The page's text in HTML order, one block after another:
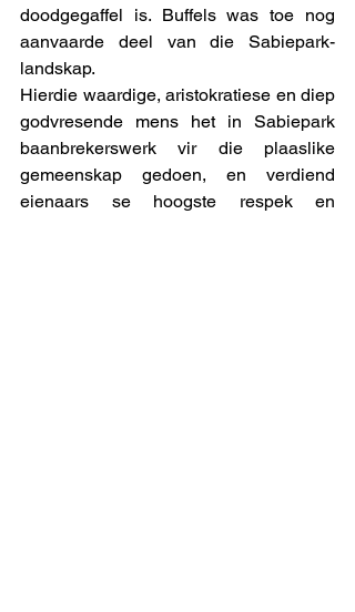
doodgegaffel is. Buffels was toe nog
aanvaarde deel van die Sabiepark-
landskap.
Hierdie waardige, aristokratiese en diep
godvresende mens het in Sabiepark
baanbrekerswerk vir die plaaslike
gemeenskap gedoen, en verdiend
eienaars se hoogste respek en